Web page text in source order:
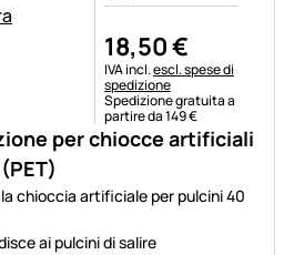
per chiocce artificiali
chioccia artificiale per pulcini 40
ai pulcini di salire
18,50€
Informazioni fiscali:
IVA incl.escl. spese di
spedizione
Spedizione gratuita a
partire da 149 €